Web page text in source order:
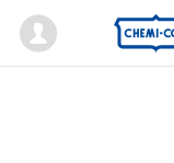
Mypage